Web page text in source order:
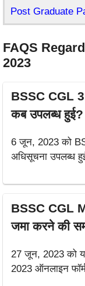
Post Graduate
FAQS
2023
BSSC CGL
कब उपलब्ध हुई?
6 जून, 2023 को
अधिसूचना उपलब्ध
BSSC CGL
जमा करने की
27 जून, 2023 को
2023 ऑनलाइन फॉर्म